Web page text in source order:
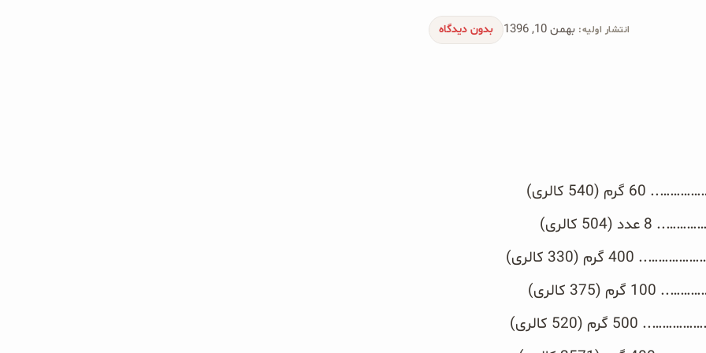
انتشار اولیه: بهمن 10, 1396 بدون دیدگاه
(540 کالری)
کالری)
(330 کالری)
(375 کالری)
(520 کالری)